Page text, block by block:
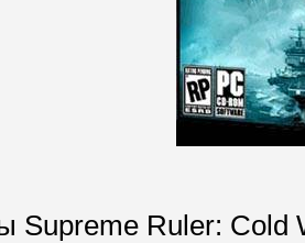
Supreme Ruler: Cold